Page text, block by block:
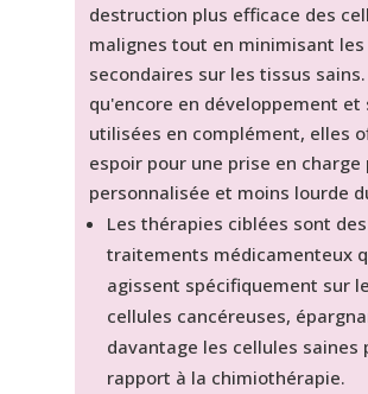
destruction plus efficace des
malignes tout en minimisant
secondaires sur les tissus sains.
qu'encore en développement et
utilisées en complément, elles
espoir pour une prise en charge
personnalisée et moins lourde
Les thérapies ciblées sont des
traitements médicamenteux
agissent spécifiquement sur
cellules cancéreuses,
davantage les cellules saines
rapport à la chimiothérapie.